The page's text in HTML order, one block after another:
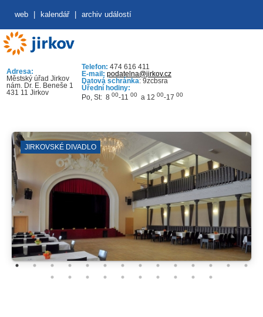
web kalendář archiv událostí
Adresa:
Městský úřad Jirkov
nám. Dr. E. Beneše 1
431 11 Jirkov
Telefon: 474 616 411
E-mail: podatelna@jirkov.cz
Datová schránka: 9zcbsra
Úřední hodiny:
Po, St: 8 00-11 00 a 12 00-17 00
JIRKOVSKÉ DIVADLO